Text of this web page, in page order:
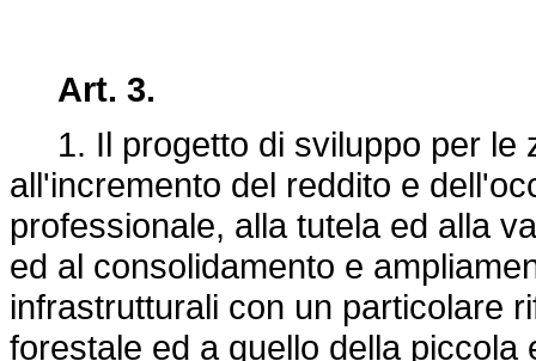
Art. 3.
1. Il progetto di sviluppo per le
all'incremento del reddito e
professionale, alla tutela ed alla
ed al consolidamento e
infrastrutturali con un particolare
forestale ed a quello della